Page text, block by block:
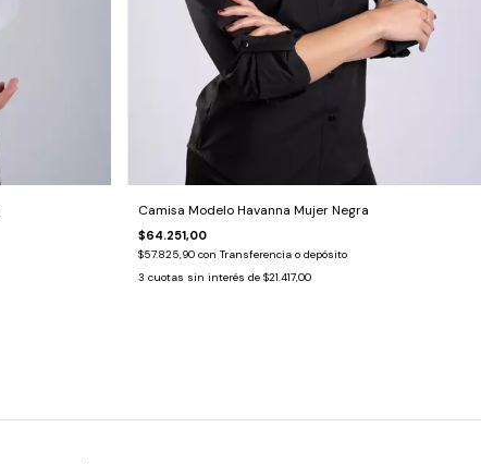
Camisa Modelo Havanna Mujer Negra
$64.251,00
$57.825,90con Transferencia o depósito
3 cuotas sin interés de$21.417,00